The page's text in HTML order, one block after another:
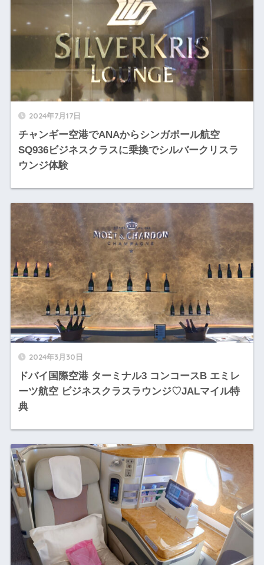
2024年7月17日
チャンギー空港でANAからシンガポール航空
SQ936ビジネスクラスに乗換でシルバークリスラ
ウンジ体験
2024年3月30日
ドバイ国際空港 ターミナル3 コンコースB エミレ
ーツ航空 ビジネスクラスラウンジ♡JALマイル特
典